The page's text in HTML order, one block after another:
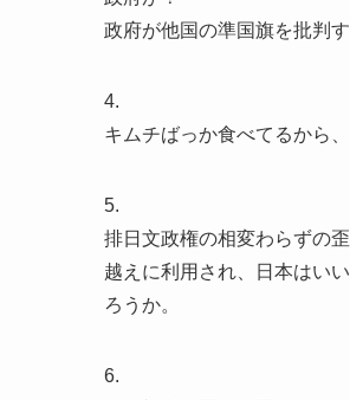
政府が他国の準国旗を批判
4.
キムチばっか食べてるから
5.
排日文政権の相変わらずの
越えに利用され、日本はい
ろうか。
6.